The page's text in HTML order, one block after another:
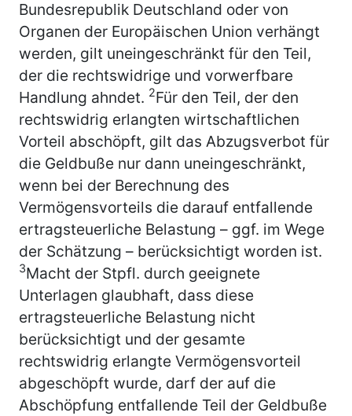
Bundesrepublik Deutschland oder von
Organen der Europäischen Union verhängt
werden, gilt uneingeschränkt für den Teil,
der die rechtswidrige und vorwerfbare
Handlung ahndet. 2Für den Teil, der den
rechtswidrig erlangten wirtschaftlichen
Vorteil abschöpft, gilt das Abzugsverbot für
die Geldbuße nur dann uneingeschränkt,
wenn bei der Berechnung des
Vermögensvorteils die darauf entfallende
ertragsteuerliche Belastung – ggf. im Wege
der Schätzung – berücksichtigt worden ist.
3Macht der Stpfl. durch geeignete
Unterlagen glaubhaft, dass diese
ertragsteuerliche Belastung nicht
berücksichtigt und der gesamte
rechtswidrig erlangte Vermögensvorteil
abgeschöpft wurde, darf der auf die
Abschöpfung entfallende Teil der Geldbuße